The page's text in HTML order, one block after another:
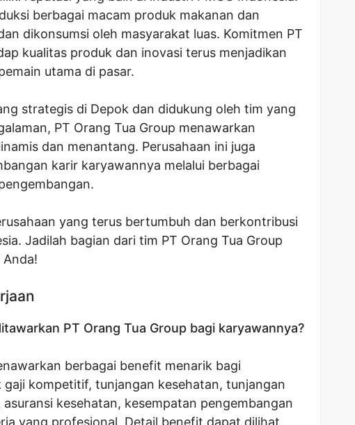
berbagai macam produk makanan dan
dikonsumsi oleh masyarakat luas. Komitmen PT
kualitas produk dan inovasi terus menjadikan
utama di pasar.
strategis di Depok dan didukung oleh tim yang
PT Orang Tua Group menawarkan
dan menantang. Perusahaan ini juga
karir karyawannya melalui berbagai
yang terus bertumbuh dan berkontribusi
Jadilah bagian dari tim PT Orang Tua Group
PT Orang Tua Group bagi karyawannya?
berbagai benefit menarik bagi
kompetitif, tunjangan kesehatan, tunjangan
kesehatan, kesempatan pengembangan
yang profesional. Detail benefit dapat dilihat